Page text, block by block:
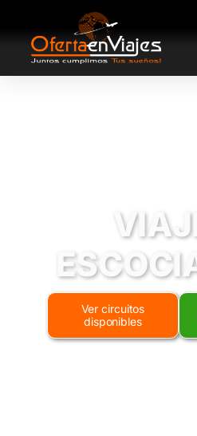
Ver circuitos
disponibles